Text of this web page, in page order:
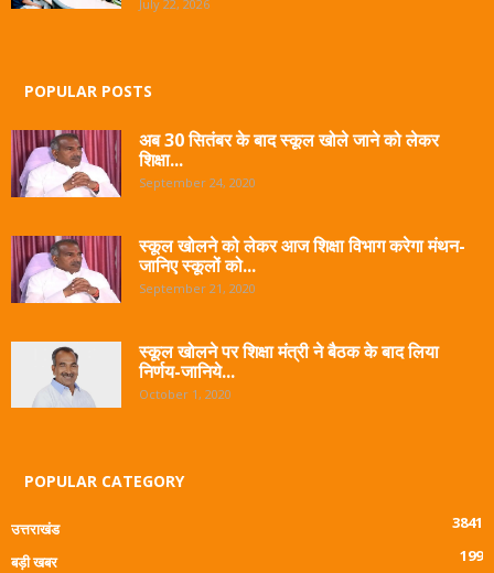
July 22, 2026
POPULAR POSTS
अब 30 सितंबर के बाद स्कूल खोले जाने को लेकर
शिक्षा...
September 24, 2020
स्कूल खोलने को लेकर आज शिक्षा विभाग करेगा मंथन-
जानिए स्कूलों को...
September 21, 2020
स्कूल खोलने पर शिक्षा मंत्री ने बैठक के बाद लिया
निर्णय-जानिये...
October 1, 2020
POPULAR CATEGORY
उत्तराखंड
3841
बड़ी खबर
199